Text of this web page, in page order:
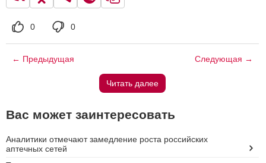
0 0
← Предыдущая Следующая →
Читать далее
Вас может заинтересовать
Аналитики отмечают замедление роста российских
аптечных сетей